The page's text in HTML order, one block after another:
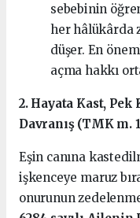
sebebinin
her hâlükârda
düşer. En
açma hakkı
2. Hayata Kast, Pek
Davranış (TMK m.
Eşin canına
işkenceye maruz
onurunun